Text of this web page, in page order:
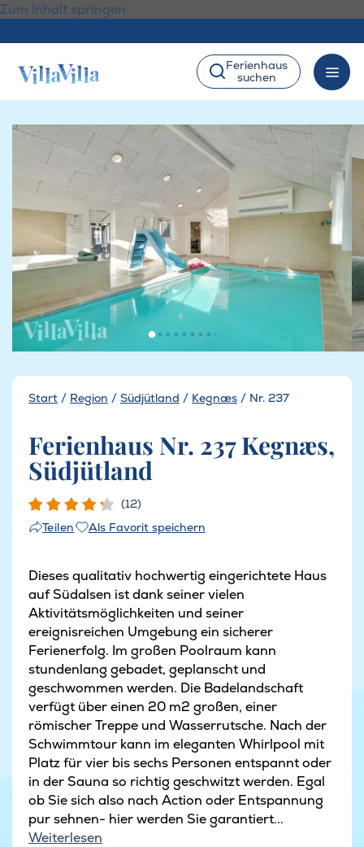
Zum Inhalt springen
Ferienhaus
suchen
Start / Region / Südjütland / Kegnæs / Nr. 237
Ferienhaus Nr. 237 Kegnæs,
Südjütland
(12)
Teilen
Als Favorit speichern
Dieses qualitativ hochwertig eingerichtete Haus
auf Südalsen ist dank seiner vielen
Aktivitätsmöglichkeiten und seiner
ereignisreichen Umgebung ein sicherer
Ferienerfolg. Im großen Poolraum kann
stundenlang gebadet, geplanscht und
geschwommen werden. Die Badelandschaft
verfügt über einen 20 m2 großen, einer
römischer Treppe und Wasserrutsche. Nach der
Schwimmtour kann im eleganten Whirlpool mit
Platz für vier bis sechs Personen entspannt oder
in der Sauna so richtig geschwitzt werden. Egal
ob Sie sich also nach Action oder Entspannung
pur sehnen- hier werden Sie garantiert...
Weiterlesen